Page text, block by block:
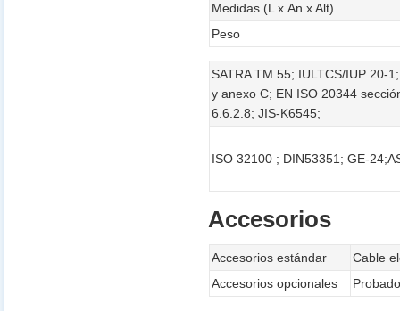
Medidas (L x An x Alt)
Peso
SATRA TM 55; IULTCS/IUP 20-
y anexo C; EN ISO 20344
6.6.2.8; JIS-K6545;
ISO 32100 ; DIN53351; GE-
Accesorios
Accesorios estándar
Cable
Accesorios opcionales